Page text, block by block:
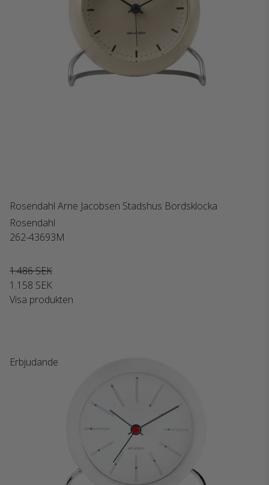
Rosendahl Arne Jacobsen Stadshus Bordsklocka
Rosendahl
262-43693M
1.486 SEK
1.158 SEK
Visa produkten
Erbjudande